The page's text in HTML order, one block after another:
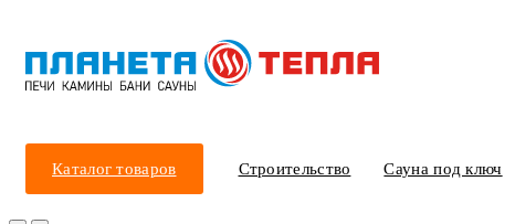
Каталог товаров Строительство Сауна под ключ